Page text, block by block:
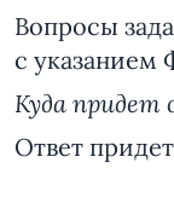
Вопросы
с указанием
Куда придет
Ответ